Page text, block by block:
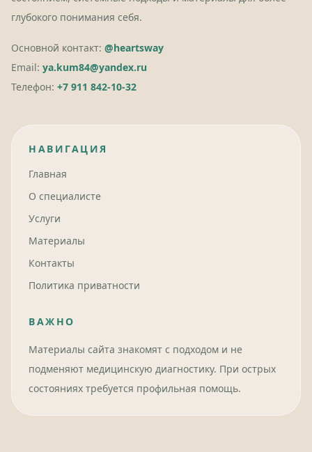
глубокого понимания себя.
Основной контакт: @heartsway
Email: ya.kum84@yandex.ru
Телефон: +7 911 842-10-32
НАВИГАЦИЯ
Главная
О специалисте
Услуги
Материалы
Контакты
Политика приватности
ВАЖНО
Материалы сайта знакомят с подходом и не
подменяют медицинскую диагностику. При острых
состояниях требуется профильная помощь.